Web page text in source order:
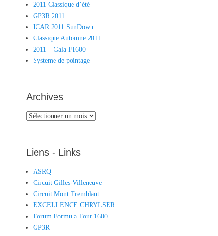
2011 Classique d’été
GP3R 2011
ICAR 2011 SunDown
Classique Automne 2011
2011 – Gala F1600
Systeme de pointage
Archives
Archives
Liens - Links
ASRQ
Circuit Gilles-Villeneuve
Circuit Mont Tremblant
EXCELLENCE CHRYLSER
Forum Formula Tour 1600
GP3R